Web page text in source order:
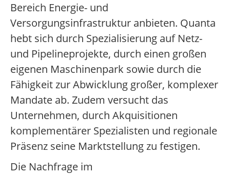
Bereich Energie- und
Versorgungsinfrastruktur anbieten. Quanta
hebt sich durch Spezialisierung auf Netz-
und Pipelineprojekte, durch einen großen
eigenen Maschinenpark sowie durch die
Fähigkeit zur Abwicklung großer, komplexer
Mandate ab. Zudem versucht das
Unternehmen, durch Akquisitionen
komplementärer Spezialisten und regionale
Präsenz seine Marktstellung zu festigen.
Die Nachfrage im